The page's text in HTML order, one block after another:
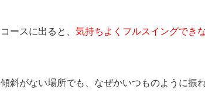
コースに出ると、 気持ちよくフルスイングでき
傾斜がない場所でも、なぜかいつものように振